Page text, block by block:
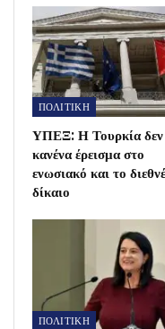
ΠΟΛΙΤΙΚΗ
ΥΠΕΞ: Η Τουρκία δεν
κανένα έρεισμα στο
ενωσιακό και το
δίκαιο
ΠΟΛΙΤΙΚΗ